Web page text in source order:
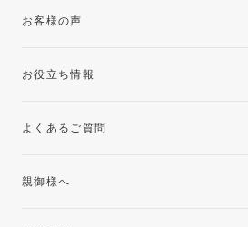
お客様の声
お役立ち情報
よくあるご質問
親御様へ